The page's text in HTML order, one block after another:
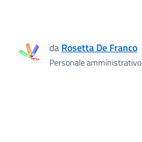
da Rosetta De Franco
Personale amministrativo